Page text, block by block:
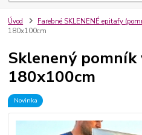
Úvod Farebné SKLENENÉ epitafy
180x100cm
Sklenený pomník
180x100cm
Novinka